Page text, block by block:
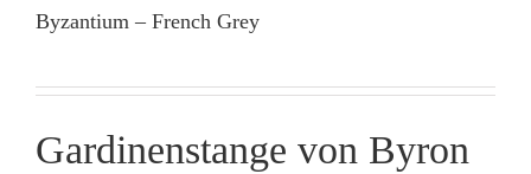
Byzantium – French Grey
Gardinenstange von Byron